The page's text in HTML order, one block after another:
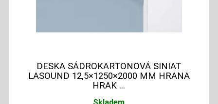
DESKA SÁDROKARTONOVÁ SINIAT
LASOUND 12,5×1250×2000 MM HRANA
HRAK ...